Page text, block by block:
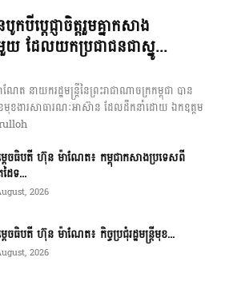
ប្តេជ្ញាចិត្តរួមគ្នាកសាង
យ ដែលយកប្រជាជនជាស្នូ...
ត នាយករដ្ឋមន្ត្រីនៃព្រះរាជាណាចក្រកម្ពុជា បាន
ខងារសាធារណៈអាស៊ាន ដែលដឹកនាំដោយ ឯកឧត្តម
េចធិបតី ហ៊ុន ម៉ាណែត៖ កម្ពុជាកសាងប្រទេសពី
ៃទ...
2026
េចធិបតី ហ៊ុន ម៉ាណែត៖ កិច្ចប្រជុំរដ្ឋមន្ត្រីមុខ...
2026